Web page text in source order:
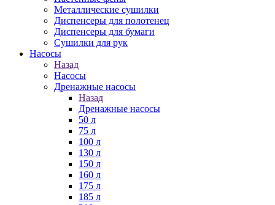
Металлические сушилки
Диспенсеры для полотенец
Диспенсеры для бумаги
Сушилки для рук
Насосы
Назад
Насосы
Дренажные насосы
Назад
Дренажные насосы
50 л
75 л
100 л
130 л
150 л
160 л
175 л
185 л